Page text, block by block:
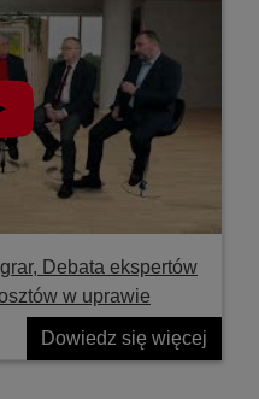
Debata ekspertów
w uprawie
Dowiedz się więcej